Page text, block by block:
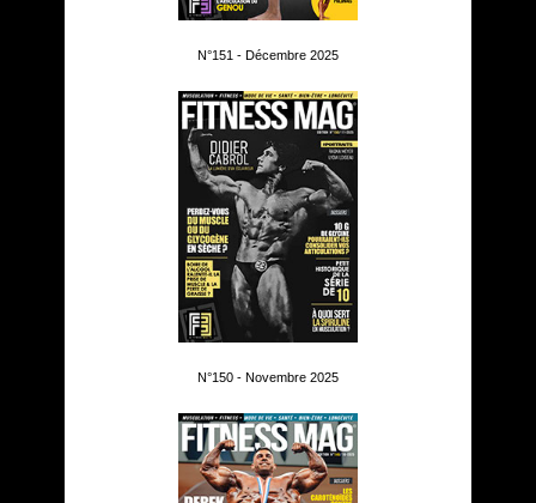
N°151 - Décembre 2025
N°150 - Novembre 2025